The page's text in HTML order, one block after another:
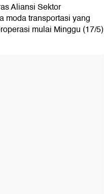
Aliansi Sektor
moda transportasi yang
mulai Minggu (17/5)